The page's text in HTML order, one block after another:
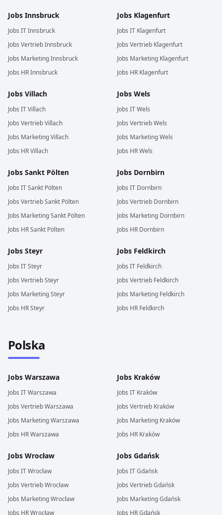
Jobs Innsbruck
Jobs ITInnsbruck
Jobs VertriebInnsbruck
Jobs MarketingInnsbruck
Jobs HRInnsbruck
Jobs Klagenfurt
Jobs IT Klagenfurt
Jobs Vertrieb Klagenfurt
Jobs Marketing Klagenfurt
Jobs HR Klagenfurt
Jobs Villach
Jobs ITVillach
Jobs VertriebVillach
Jobs MarketingVillach
Jobs HRVillach
Jobs Wels
Jobs ITWels
Jobs VertriebWels
Jobs MarketingWels
Jobs HRWels
Jobs Sankt Pölten
Jobs ITSankt Pölten
Jobs VertriebSankt Pölten
Jobs MarketingSankt Pölten
Jobs HRSankt Pölten
Jobs Dornbirn
Jobs IT Dornbirn
Jobs Vertrieb Dornbirn
Jobs Marketing Dornbirn
Jobs HR Dornbirn
Jobs Steyr
Jobs ITSteyr
Jobs VertriebSteyr
Jobs MarketingSteyr
Jobs HRSteyr
Jobs Feldkirch
Jobs IT Feldkirch
Jobs Vertrieb Feldkirch
Jobs Marketing Feldkirch
Jobs HR Feldkirch
Polska
Jobs Warszawa
Jobs ITWarszawa
Jobs VertriebWarszawa
Jobs MarketingWarszawa
Jobs HRWarszawa
Jobs Kraków
Jobs IT Kraków
Jobs Vertrieb Kraków
Jobs Marketing Kraków
Jobs HR Kraków
Jobs Wrocław
Jobs ITWrocław
Jobs VertriebWrocław
Jobs MarketingWrocław
Jobs HRWrocław
Jobs Gdańsk
Jobs ITGdańsk
Jobs VertriebGdańsk
Jobs MarketingGdańsk
Jobs HRGdańsk